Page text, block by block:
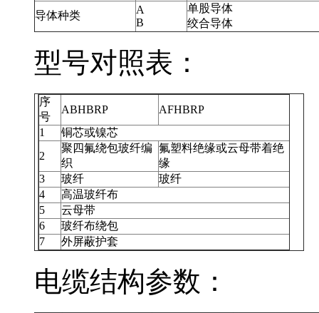
导体种类
A
B
单股导体
绞合导体
型号对照表：
序
号
ABHBRP
AFHBRP
1
铜芯或镍芯
2
聚四氟绕包玻纤编
织
氟塑料绝缘或云母带着绝
缘
3
玻纤
玻纤
4
高温玻纤布
5
云母带
6
玻纤布绕包
7
外屏蔽护套
电缆结构参数：